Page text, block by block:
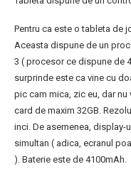
Pentru ca este o tableta de
Aceasta dispune de un
3 ( procesor ce dispune de
surprinde este ca vine cu
pic cam mica, zic eu, dar
card de maxim 32GB.
inci. De asemenea, display-
simultan ( adica, ecranul
). Baterie este de 4100mAh.